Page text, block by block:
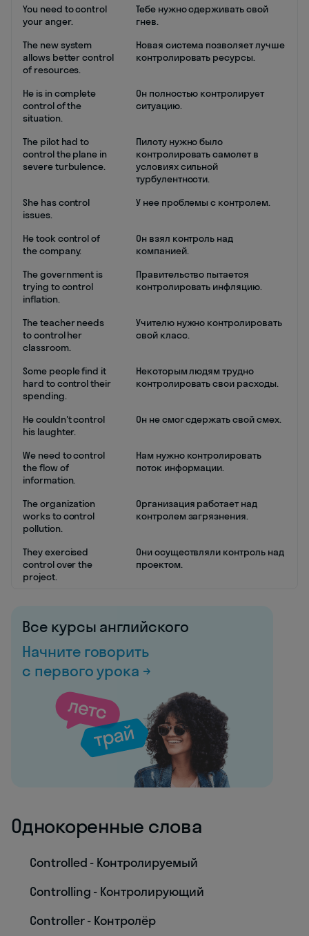
You need to control
your anger.
Тебе нужно сдерживать свой
гнев.
The new system
allows better control
of resources.
Новая система позволяет лучше
контролировать ресурсы.
He is in complete
control of the
situation.
Он полностью контролирует
ситуацию.
The pilot had to
control the plane in
severe turbulence.
Пилоту нужно было
контролировать самолет в
условиях сильной
турбулентности.
She has control
issues.
У нее проблемы с контролем.
He took control of
the company.
Он взял контроль над
компанией.
The government is
trying to control
inflation.
Правительство пытается
контролировать инфляцию.
The teacher needs
to control her
classroom.
Учителю нужно контролировать
свой класс.
Some people find it
hard to control their
spending.
Некоторым людям трудно
контролировать свои расходы.
He couldn't control
his laughter.
Он не смог сдержать свой смех.
We need to control
the flow of
information.
Нам нужно контролировать
поток информации.
The organization
works to control
pollution.
Организация работает над
контролем загрязнения.
They exercised
control over the
project.
Они осуществляли контроль над
проектом.
Все курсы английского
Начните говорить
с первого урока →
Однокоренные слова
Controlled - Контролируемый
Controlling - Контролирующий
Controller - Контролёр